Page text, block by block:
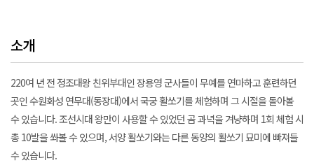
소개
220여 년 전 정조대왕 친위부대인 장용영 군사들이 무예를 연마하고 훈련하던
곳인 수원화성 연무대(동장대)에서 국궁 활쏘기를 체험하며 그 시절을 돌아볼
수 있습니다. 조선시대 왕만이 사용할 수 있었던 곰 과녁을 겨냥하며 1회 체험 시
총 10발을 쏴볼 수 있으며, 서양 활쏘기와는 다른 동양의 활쏘기 묘미에 빠져들
수 있습니다.